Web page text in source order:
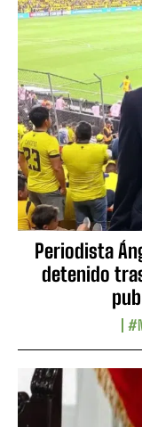
Periodista
detenido